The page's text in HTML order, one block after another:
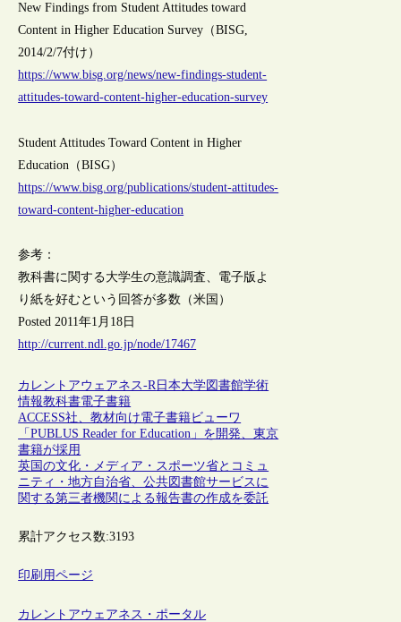
New Findings from Student Attitudes toward
Content in Higher Education Survey（BISG,
2014/2/7付け）
https://www.bisg.org/news/new-findings-student-
attitudes-toward-content-higher-education-survey
Student Attitudes Toward Content in Higher
Education（BISG）
https://www.bisg.org/publications/student-attitudes-
toward-content-higher-education
参考：
教科書に関する大学生の意識調査、電子版よ
り紙を好むという回答が多数（米国）
Posted 2011年1月18日
http://current.ndl.go.jp/node/17467
カレントアウェアネス-R日本大学図書館学術
情報教科書電子書籍
ACCESS社、教材向け電子書籍ビューワ
「PUBLUS Reader for Education」を開発、東京
書籍が採用
英国の文化・メディア・スポーツ省とコミュ
ニティ・地方自治省、公共図書館サービスに
関する第三者機関による報告書の作成を委託
累計アクセス数:3193
印刷用ページ
カレントアウェアネス・ポータル